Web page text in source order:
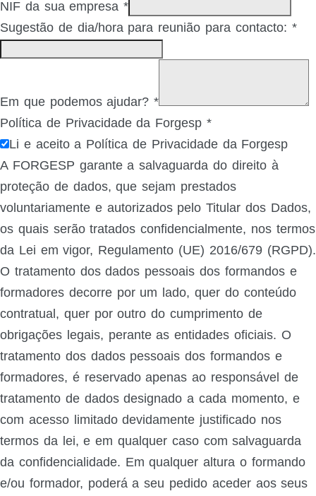
NIF da sua empresa*
Sugestão de dia/hora para reunião para contacto: *
Em que podemos ajudar?*
Política de Privacidade da Forgesp *
Li e aceito a Política de Privacidade da Forgesp
A FORGESP garante a salvaguarda do direito à
proteção de dados, que sejam prestados
voluntariamente e autorizados pelo Titular dos Dados,
os quais serão tratados confidencialmente, nos termos
da Lei em vigor, Regulamento (UE) 2016/679 (RGPD).
O tratamento dos dados pessoais dos formandos e
formadores decorre por um lado, quer do conteúdo
contratual, quer por outro do cumprimento de
obrigações legais, perante as entidades oficiais. O
tratamento dos dados pessoais dos formandos e
formadores, é reservado apenas ao responsável de
tratamento de dados designado a cada momento, e
com acesso limitado devidamente justificado nos
termos da lei, e em qualquer caso com salvaguarda
da confidencialidade. Em qualquer altura o formando
e/ou formador, poderá a seu pedido aceder aos seus